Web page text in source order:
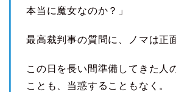
本当に魔女なのか？」
最高裁判事の質問に、ノマは正
この日を長い間準備してきた人
ことも、当惑することもなく。